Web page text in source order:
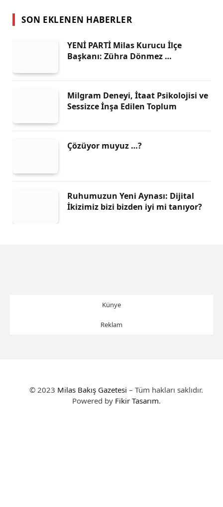
SON EKLENEN HABERLER
YENİ PARTİ Milas Kurucu İlçe
Başkanı: Zühra Dönmez …
Milgram Deneyi, İtaat Psikolojisi ve
Sessizce İnşa Edilen Toplum
Çözüyor muyuz …?
Ruhumuzun Yeni Aynası: Dijital
İkizimiz bizi bizden iyi mi tanıyor?
Künye
Reklam
© 2023 Milas Bakış Gazetesi – Tüm hakları saklıdır.
Powered by Fikir Tasarım.